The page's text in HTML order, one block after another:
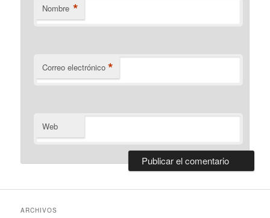
Nombre *
Correo electrónico *
Web
ARCHIVOS